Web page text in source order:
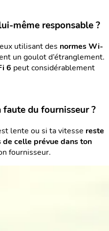
même responsable ?
utilisant des normes Wi-
un goulot d’étranglement.
6 peut considérablement
du fournisseur ?
lente ou si ta vitesse reste
de celle prévue dans ton
fournisseur.